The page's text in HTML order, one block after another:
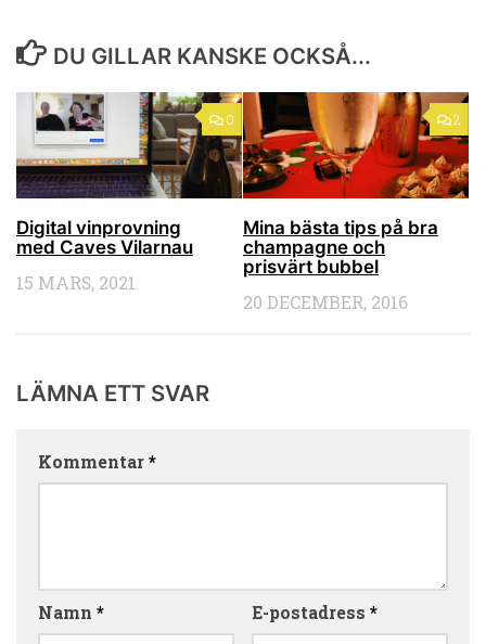
DU GILLAR KANSKE OCKSÅ...
0
Digital vinprovning
med Caves Vilarnau
15 MARS, 2021
2
Mina bästa tips på bra
champagne och
prisvärt bubbel
20 DECEMBER, 2016
LÄMNA ETT SVAR
Kommentar*
Namn * E-postadress *